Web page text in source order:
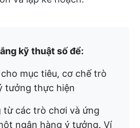
kỹ thuật số để:
mục tiêu, cơ chế trò
tưởng thực hiện
từ các trò chơi và ứng
ngân hàng ý tưởng. Ví